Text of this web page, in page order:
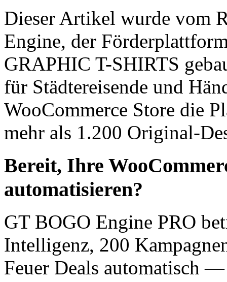
Dieser Artikel wurde vom
Engine, der
GRAPHIC T-SHIRTS
für Städtereisende und
WooCommerce Store die
mehr als 1.200 Original-
Bereit, Ihre
automatisieren?
GT BOGO Engine PRO
Intelligenz, 200
Feuer Deals automatisch